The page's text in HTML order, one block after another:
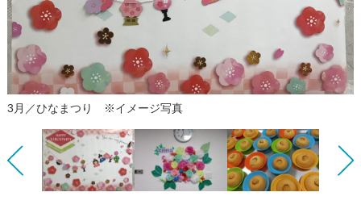
3月／ひなまつり ※イメージ写真
Previous